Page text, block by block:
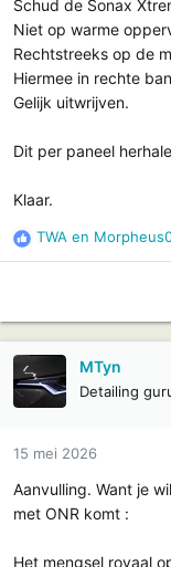
Schud de Sonax
Niet op warme
Rechtstreeks op de
Hiermee in rechte
Gelijk uitwrijven.
Dit per paneel
Klaar.
R
e
i
e
s
TWA en
MTyn
Detailing
15 mei 2026
Aanvulling. Want je
met ONR komt :
Het mengsel royaal